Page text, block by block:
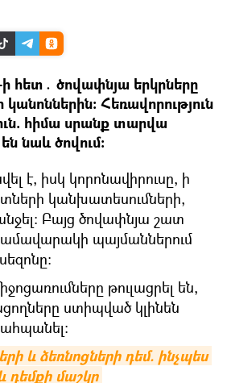
ի հետ․ ծովափնյա երկրները
Հեռավորություն
հիմա սրանք տարվա
նաև ծովում։
է, իսկ կորոնավիրուսը, ի
կանխատեսումների,
Բայց ծովափնյա շատ
պայմաններում
թուլացրել են,
ստիպված կլինեն
և ձեռնոցների դեմ. ինչպես
դեմքի մաշկը